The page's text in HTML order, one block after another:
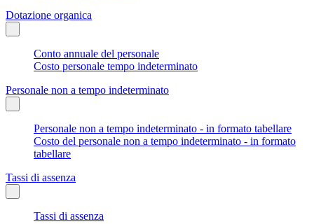
Dotazione organica
Conto annuale del personale
Costo personale tempo indeterminato
Personale non a tempo indeterminato
Personale non a tempo indeterminato - in formato tabellare
Costo del personale non a tempo indeterminato - in formato
tabellare
Tassi di assenza
Tassi di assenza